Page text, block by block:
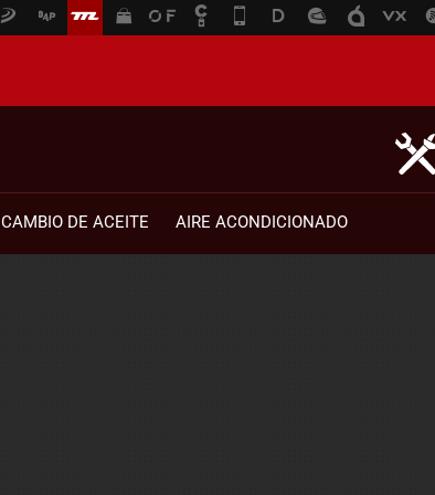
CAMBIO DE ACEITE AIRE ACONDICIONADO